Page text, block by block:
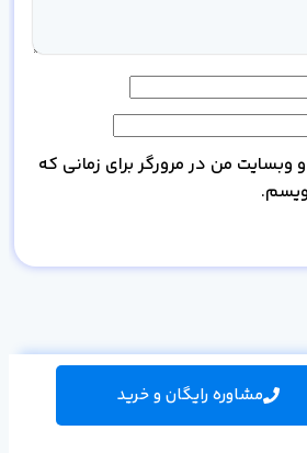
وبسایت من در مرورگر برای زمانی که
مشاوره رایگان و خرید